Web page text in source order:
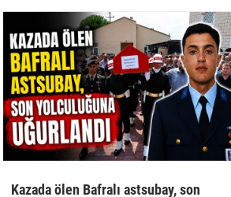
Kazada ölen Bafralı astsubay, son